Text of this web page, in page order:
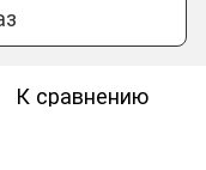
К сравнению